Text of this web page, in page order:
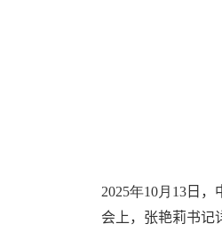
2025年10月 13 日，
会上，张艳莉书记